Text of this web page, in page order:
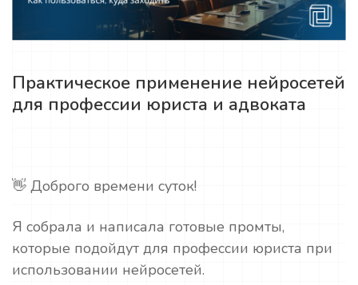
Практическое применение нейросетей
для профессии юриста и адвоката
👋 Доброго времени суток!
Я собрала и написала готовые промты,
которые подойдут для профессии юриста при
использовании нейросетей.